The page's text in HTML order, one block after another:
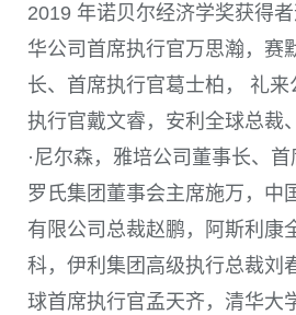
2019 年诺贝尔经济学奖获得
华公司首席执行官万思瀚，赛
长、首席执行官葛士柏， 礼
执行官戴文睿，安利全球总裁
·尼尔森，雅培公司董事长、首
罗氏集团董事会主席施万，中
有限公司总裁赵鹏，阿斯利康
科，伊利集团高级执行总裁刘
球首席执行官孟天齐，清华大